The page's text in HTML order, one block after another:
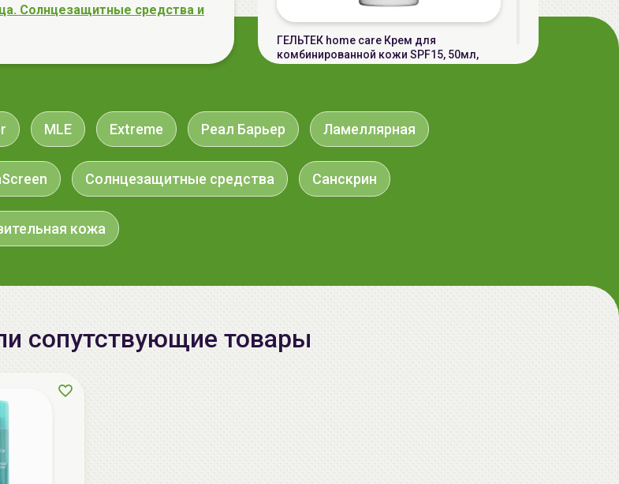
Солнцезащитные средства и
ГЕЛЬТЕК home care Крем для
комбинированной кожи SPF15, 50мл,
aкция
MLE Extreme Реал Барьер Ламеллярная
Солнцезащитные средства Санскрин
кожа
сопутствующие товары